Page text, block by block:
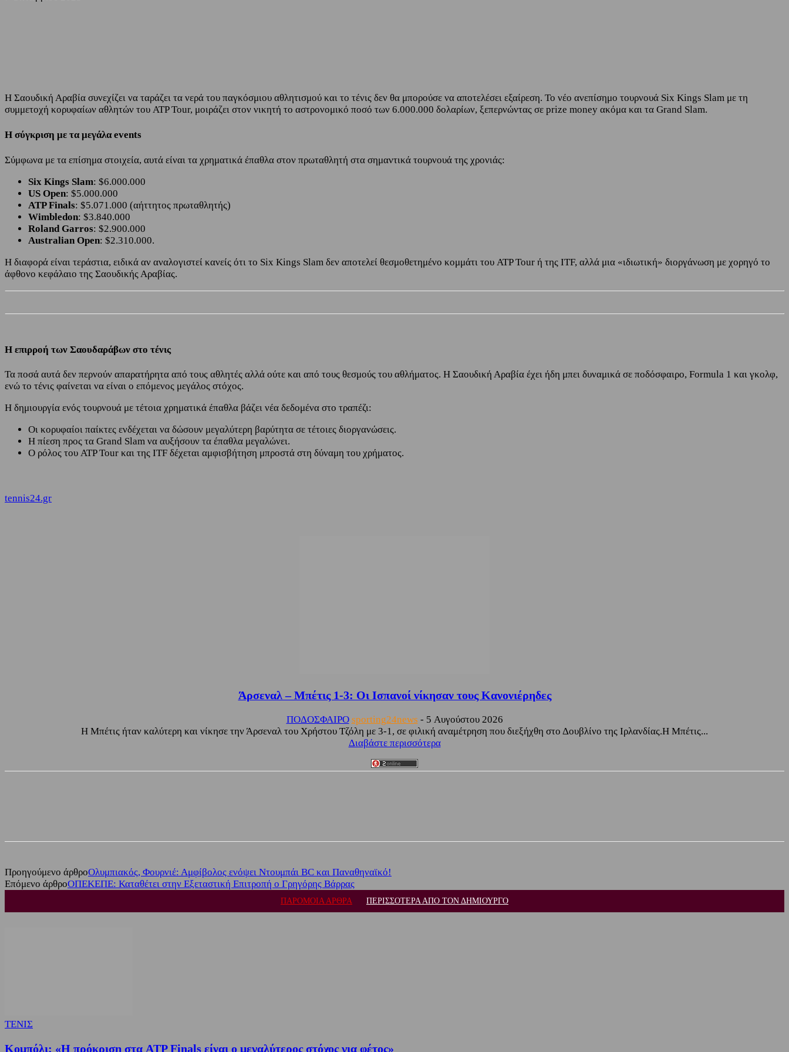
Η Σαουδική Αραβία συνεχίζει να ταράζει τα νερά του παγκόσμιου αθλητισμού και το τένις δεν θα μπορούσε να αποτελέσει εξαίρεση. Το νέο ανεπίσημο τουρνουά Six Kings Slam με τη
συμμετοχή κορυφαίων αθλητών του ATP Tour, μοιράζει στον νικητή το αστρονομικό ποσό των 6.000.000 δολαρίων, ξεπερνώντας σε prize money ακόμα και τα Grand Slam.
Η σύγκριση με τα μεγάλα events
Σύμφωνα με τα επίσημα στοιχεία, αυτά είναι τα χρηματικά έπαθλα στον πρωταθλητή στα σημαντικά τουρνουά της χρονιάς:
Six Kings Slam: $6.000.000
US Open: $5.000.000
ATP Finals: $5.071.000 (αήττητος πρωταθλητής)
Wimbledon: $3.840.000
Roland Garros: $2.900.000
Australian Open: $2.310.000.
Η διαφορά είναι τεράστια, ειδικά αν αναλογιστεί κανείς ότι το Six Kings Slam δεν αποτελεί θεσμοθετημένο κομμάτι του ATP Tour ή της ITF, αλλά μια «ιδιωτική» διοργάνωση με χορηγό το
άφθονο κεφάλαιο της Σαουδικής Αραβίας.
Η επιρροή των Σαουδαράβων στο τένις
Τα ποσά αυτά δεν περνούν απαρατήρητα από τους αθλητές αλλά ούτε και από τους θεσμούς του αθλήματος. Η Σαουδική Αραβία έχει ήδη μπει δυναμικά σε ποδόσφαιρο, Formula 1 και γκολφ,
ενώ το τένις φαίνεται να είναι ο επόμενος μεγάλος στόχος.
Η δημιουργία ενός τουρνουά με τέτοια χρηματικά έπαθλα βάζει νέα δεδομένα στο τραπέζι:
Οι κορυφαίοι παίκτες ενδέχεται να δώσουν μεγαλύτερη βαρύτητα σε τέτοιες διοργανώσεις.
Η πίεση προς τα Grand Slam να αυξήσουν τα έπαθλα μεγαλώνει.
Ο ρόλος του ATP Tour και της ITF δέχεται αμφισβήτηση μπροστά στη δύναμη του χρήματος.
tennis24.gr
Άρσεναλ – Μπέτις 1-3: Οι Ισπανοί νίκησαν τους Κανονιέρηδες
ΠΟΔΟΣΦΑΙΡΟ sporting24news - 5 Αυγούστου 2026
Η Μπέτις ήταν καλύτερη και νίκησε την Άρσεναλ του Χρήστου Τζόλη με 3-1, σε φιλική αναμέτρηση που διεξήχθη στο Δουβλίνο της Ιρλανδίας.Η Μπέτις...
Διαβάστε περισσότερα
Προηγούμενο άρθροΟλυμπιακός, Φουρνιέ: Αμφίβολος ενόψει Ντουμπάι BC και Παναθηναϊκό!
Επόμενο άρθροΟΠΕΚΕΠΕ: Καταθέτει στην Εξεταστική Επιτροπή ο Γρηγόρης Βάρρας
ΠΑΡΟΜΟΙΑ ΑΡΘΡΑ ΠΕΡΙΣΣΟΤΕΡΑ ΑΠΟ ΤΟΝ ΔΗΜΙΟΥΡΓΟ
ΤΕΝΙΣ
Κομπόλι: «Η πρόκριση στα ATP Finals είναι ο μεγαλύτερος στόχος για φέτος»